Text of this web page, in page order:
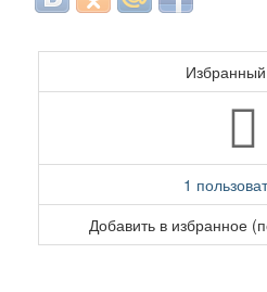
1
Добавить в избранное